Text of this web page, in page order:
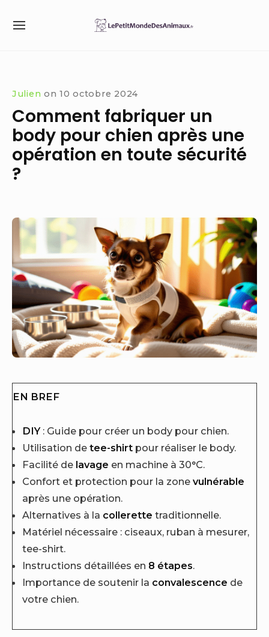
SITE
Julien on 10 octobre 2024
Comment fabriquer un
body pour chien après une
opération en toute sécurité
?
EN BREF
DIY: Guide pour créer un body pour chien.
Utilisation detee-shirt pour réaliser le body.
Facilité de lavage en machine à 30°C.
Confort et protection pour la zonevulnérable
après une opération.
Alternatives à la collerette traditionnelle.
Matériel nécessaire : ciseaux, ruban à mesurer,
tee-shirt.
Instructions détaillées en 8 étapes.
Importance de soutenir la convalescence de
votre chien.